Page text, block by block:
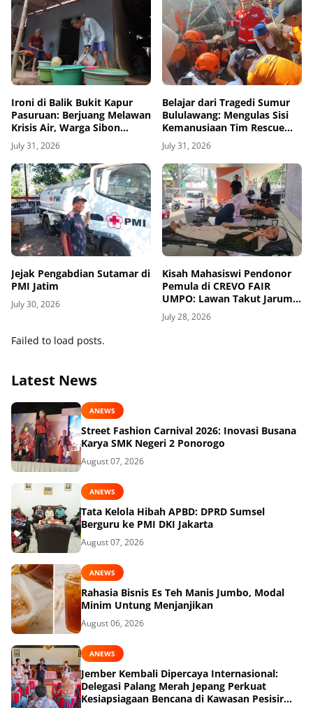
Ironi di Balik Bukit Kapur
Pasuruan: Berjuang Melawan
Krisis Air, Warga Sibon
Bertahan Hidup Lewat
Selang Kemanusiaan
July 31, 2026
Belajar dari Tragedi Sumur
Bululawang: Mengulas Sisi
Kemanusiaan Tim Rescue
dan Pentingnya Amankan
Sumur Aktif di Permukiman
July 31, 2026
Jejak Pengabdian Sutamar di
PMI Jatim
July 30, 2026
Kisah Mahasiswi Pendonor
Pemula di CREVO FAIR
UMPO: Lawan Takut Jarum
Suntik demi Kemanusiaan
July 28, 2026
Failed to load posts.
Latest News
ANEWS
Street Fashion Carnival 2026: Inovasi Busana
Karya SMK Negeri 2 Ponorogo
August 07, 2026
ANEWS
Tata Kelola Hibah APBD: DPRD Sumsel
Berguru ke PMI DKI Jakarta
August 07, 2026
ANEWS
Rahasia Bisnis Es Teh Manis Jumbo, Modal
Minim Untung Menjanjikan
August 06, 2026
ANEWS
Jember Kembali Dipercaya Internasional:
Delegasi Palang Merah Jepang Perkuat
Kesiapsiagaan Bencana di Kawasan Pesisir